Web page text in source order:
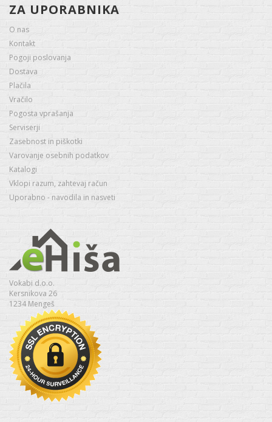
ZA UPORABNIKA
O nas
Kontakt
Pogoji poslovanja
Dostava
Plačila
Vračilo
Pogosta vprašanja
Serviserji
Zasebnost in piškotki
Varovanje osebnih podatkov
Katalogi
Vklopi razum, zahtevaj račun
Uporabno - navodila in nasveti
Vokabi d.o.o.
Kersnikova 26
1234 Mengeš